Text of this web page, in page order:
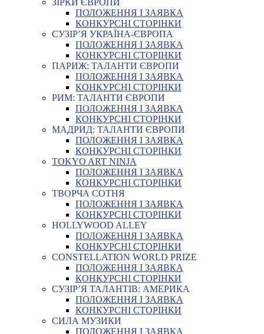
ЗІРКИ ЄВРОПИ
ПОЛОЖЕННЯ І ЗАЯВКА
КОНКУРСНІ СТОРІНКИ
СУЗІР’Я УКРАЇНА-ЄВРОПА
ПОЛОЖЕННЯ І ЗАЯВКА
КОНКУРСНІ СТОРІНКИ
ПАРИЖ: ТАЛАНТИ ЄВРОПИ
ПОЛОЖЕННЯ І ЗАЯВКА
КОНКУРСНІ СТОРІНКИ
РИМ: ТАЛАНТИ ЄВРОПИ
ПОЛОЖЕННЯ І ЗАЯВКА
КОНКУРСНІ СТОРІНКИ
МАДРИД: ТАЛАНТИ ЄВРОПИ
ПОЛОЖЕННЯ І ЗАЯВКА
КОНКУРСНІ СТОРІНКИ
TOKYO ART NINJA
ПОЛОЖЕННЯ І ЗАЯВКА
КОНКУРСНІ СТОРІНКИ
ТВОРЧА СОТНЯ
ПОЛОЖЕННЯ І ЗАЯВКА
КОНКУРСНІ СТОРІНКИ
HOLLYWOOD ALLEY
ПОЛОЖЕННЯ І ЗАЯВКА
КОНКУРСНІ СТОРІНКИ
CONSTELLATION WORLD PRIZE
ПОЛОЖЕННЯ І ЗАЯВКА
КОНКУРСНІ СТОРІНКИ
СУЗІР’Я ТАЛАНТІВ: АМЕРИКА
ПОЛОЖЕННЯ І ЗАЯВКА
КОНКУРСНІ СТОРІНКИ
СИЛА МУЗИКИ
ПОЛОЖЕННЯ І ЗАЯВКА